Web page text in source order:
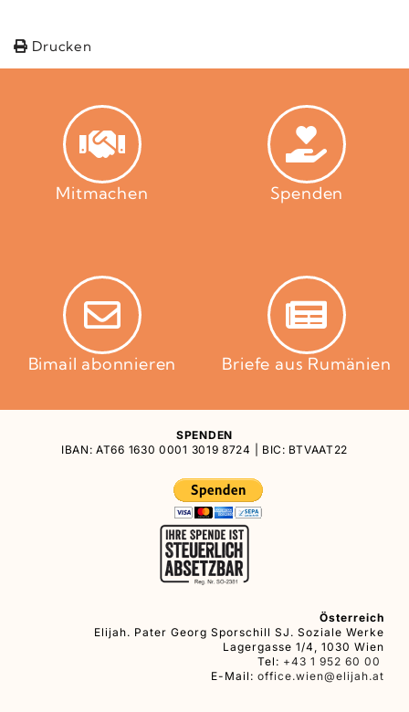
Drucken
Mitmachen Spenden
Bimail abonnieren Briefe aus Rumänien
SPENDEN
IBAN: AT66 1630 0001 3019 8724 | BIC: BTVAAT22
Österreich
Elijah. Pater Georg Sporschill SJ. Soziale Werke
Lagergasse 1/4, 1030 Wien
Tel: +43 1 952 60 00
E-Mail: office.wien@elijah.at